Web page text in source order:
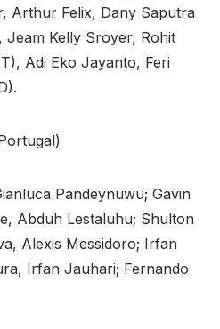
Arthur Felix, Dany Saputra
Jeam Kelly Sroyer, Rohit
Adi Eko Jayanto, Feri
Pandeynuwu; Gavin
Abduh Lestaluhu; Shulton
Alexis Messidoro; Irfan
Irfan Jauhari; Fernando